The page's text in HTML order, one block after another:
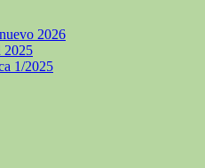
2026
2025
1/2025